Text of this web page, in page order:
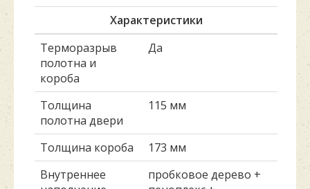
Характеристики
Терморазрыв
полотна и
короба
Да
Толщина
полотна двери
115 мм
Толщина короба
173 мм
Внутреннее
пробковое дерево +